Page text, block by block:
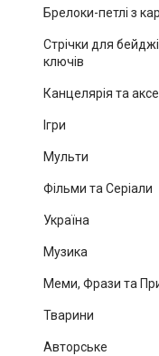
Брелоки-петлі з
Стрічки для
ключів
Канцелярія та
Ігри
Мульти
Фільми та Серіали
Україна
Музика
Меми, Фрази та
Тварини
Авторське